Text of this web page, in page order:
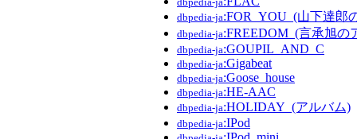
dbpedia-ja:FOR_YOU_(山下達郎
dbpedia-ja:FREEDOM_(言承旭の
dbpedia-ja:GOUPIL_AND_C
dbpedia-ja:Gigabeat
dbpedia-ja:Goose_house
dbpedia-ja:HE-AAC
dbpedia-ja:HOLIDAY_(アルバム)
dbpedia-ja:IPod